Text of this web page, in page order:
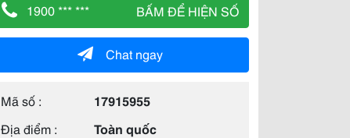
1900 *** *** BẤM ĐỂ HIỆN SỐ
Chat ngay
Mã số :
17915955
Địa điểm :
Toàn quốc